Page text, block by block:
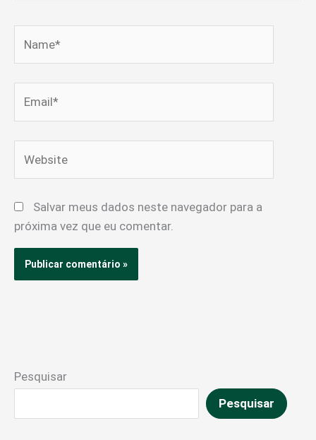
Salvar meus dados neste navegador para a
próxima vez que eu comentar.
Pesquisar
Pesquisar